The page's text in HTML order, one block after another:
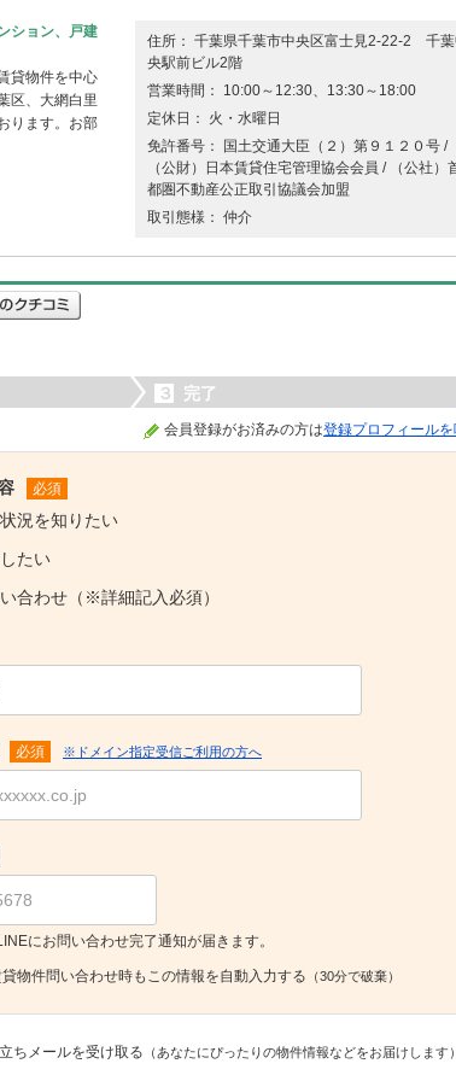
ション、戸建
貸物件を中心
区、大網白里
ります。お部
住所： 千葉県千葉市中央区富士見2-22-2 千葉
央駅前ビル2階
営業時間： 10:00～12:30、13:30～18:00
定休日： 火・水曜日
免許番号： 国土交通大臣（２）第９１２０号 /
（公財）日本賃貸住宅管理協会会員 / （公社）
都圏不動産公正取引協議会加盟
取引態様： 仲介
３ 完了
会員登録がお済みの方は登録プロフィールを
必須
況を知りたい
たい
合わせ（※詳細記入必須）
必須 ※ドメイン指定受信ご利用の方へ
にお問い合わせ完了通知が届きます。
物件問い合わせ時もこの情報を自動入力する （30分で破棄）
ちメールを受け取る （あなたにぴったりの物件情報などをお届けします）